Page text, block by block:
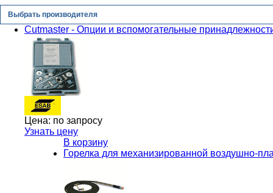
Выбрать производителя
Cutmaster - Опции и вспомогательные
Цена: по запросу
Узнать цену
В корзину
Горелка для механизированной воздушно-